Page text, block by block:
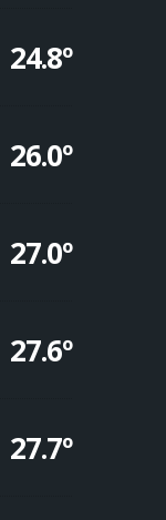
24.8º
26.0º
27.0º
27.6º
27.7º